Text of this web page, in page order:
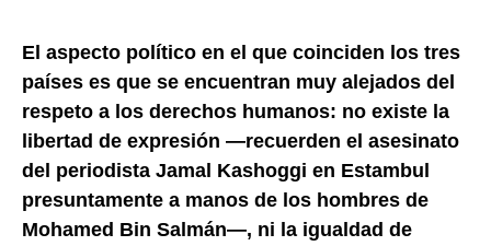
El aspecto político en el que coinciden los tres
países es que se encuentran muy alejados del
respeto a los derechos humanos: no existe la
libertad de expresión —recuerden el asesinato
del periodista Jamal Kashoggi en Estambul
presuntamente a manos de los hombres de
Mohamed Bin Salmán—, ni la igualdad de